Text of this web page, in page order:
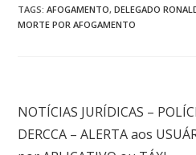
TAGS:AFOGAMENTO, DELEGADO
MORTE POR AFOGAMENTO
NOTÍCIAS JURÍDICAS –
DERCCA – ALERTA aos